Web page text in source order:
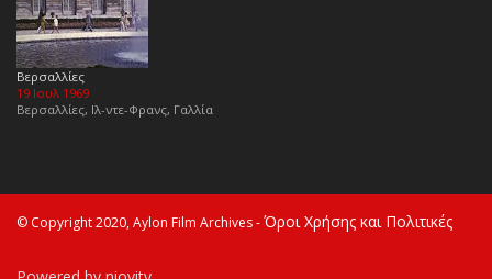
Βερσαλλίες
19 Ιουλ 1969
Βερσαλλίες, Ιλ-ντε-Φρανς, Γαλλία
© Copyright 2020, Aylon Film Archives -Όροι Χρήσης και Πολιτικές